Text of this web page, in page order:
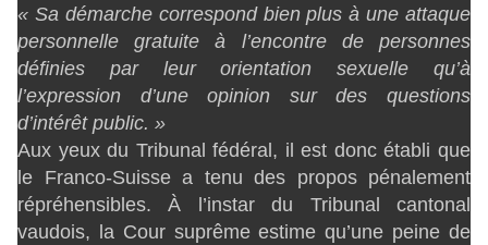
« Sa démarche correspond bien plus à une attaque
personnelle gratuite à l’encontre de personnes
définies par leur orientation sexuelle qu’à
l’expression d’une opinion sur des questions
d’intérêt public. »
Aux yeux du Tribunal fédéral, il est donc établi que
le Franco-Suisse a tenu des propos pénalement
répréhensibles. À l’instar du Tribunal cantonal
vaudois, la Cour suprême estime qu’une peine de